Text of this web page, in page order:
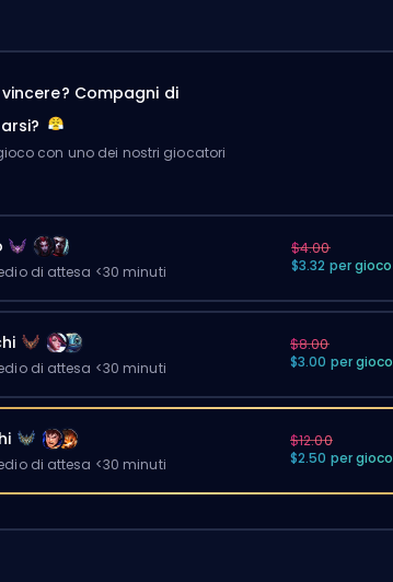
Compagni di
con uno dei nostri giocatori
di attesa <30 minuti
$4.00
$3.32 per gioco
di attesa <30 minuti
$8.00
$3.00 per gioco
di attesa <30 minuti
$12.00
$2.50 per gioco